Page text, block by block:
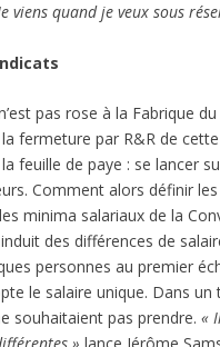
viens quand je veux sous
pas rose à la Fabrique
la fermeture par R&R de
feuille de paye : se lancer
Comment alors définir
minima salariaux de la
induit des différences de
personnes au premier
le salaire unique. Dans
souhaitaient pas prendre.«